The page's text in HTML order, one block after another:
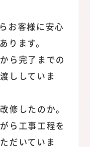
お客様に安心
ります。
ら完了までの
ししていま
修したのか。
ら工事工程を
だいていま